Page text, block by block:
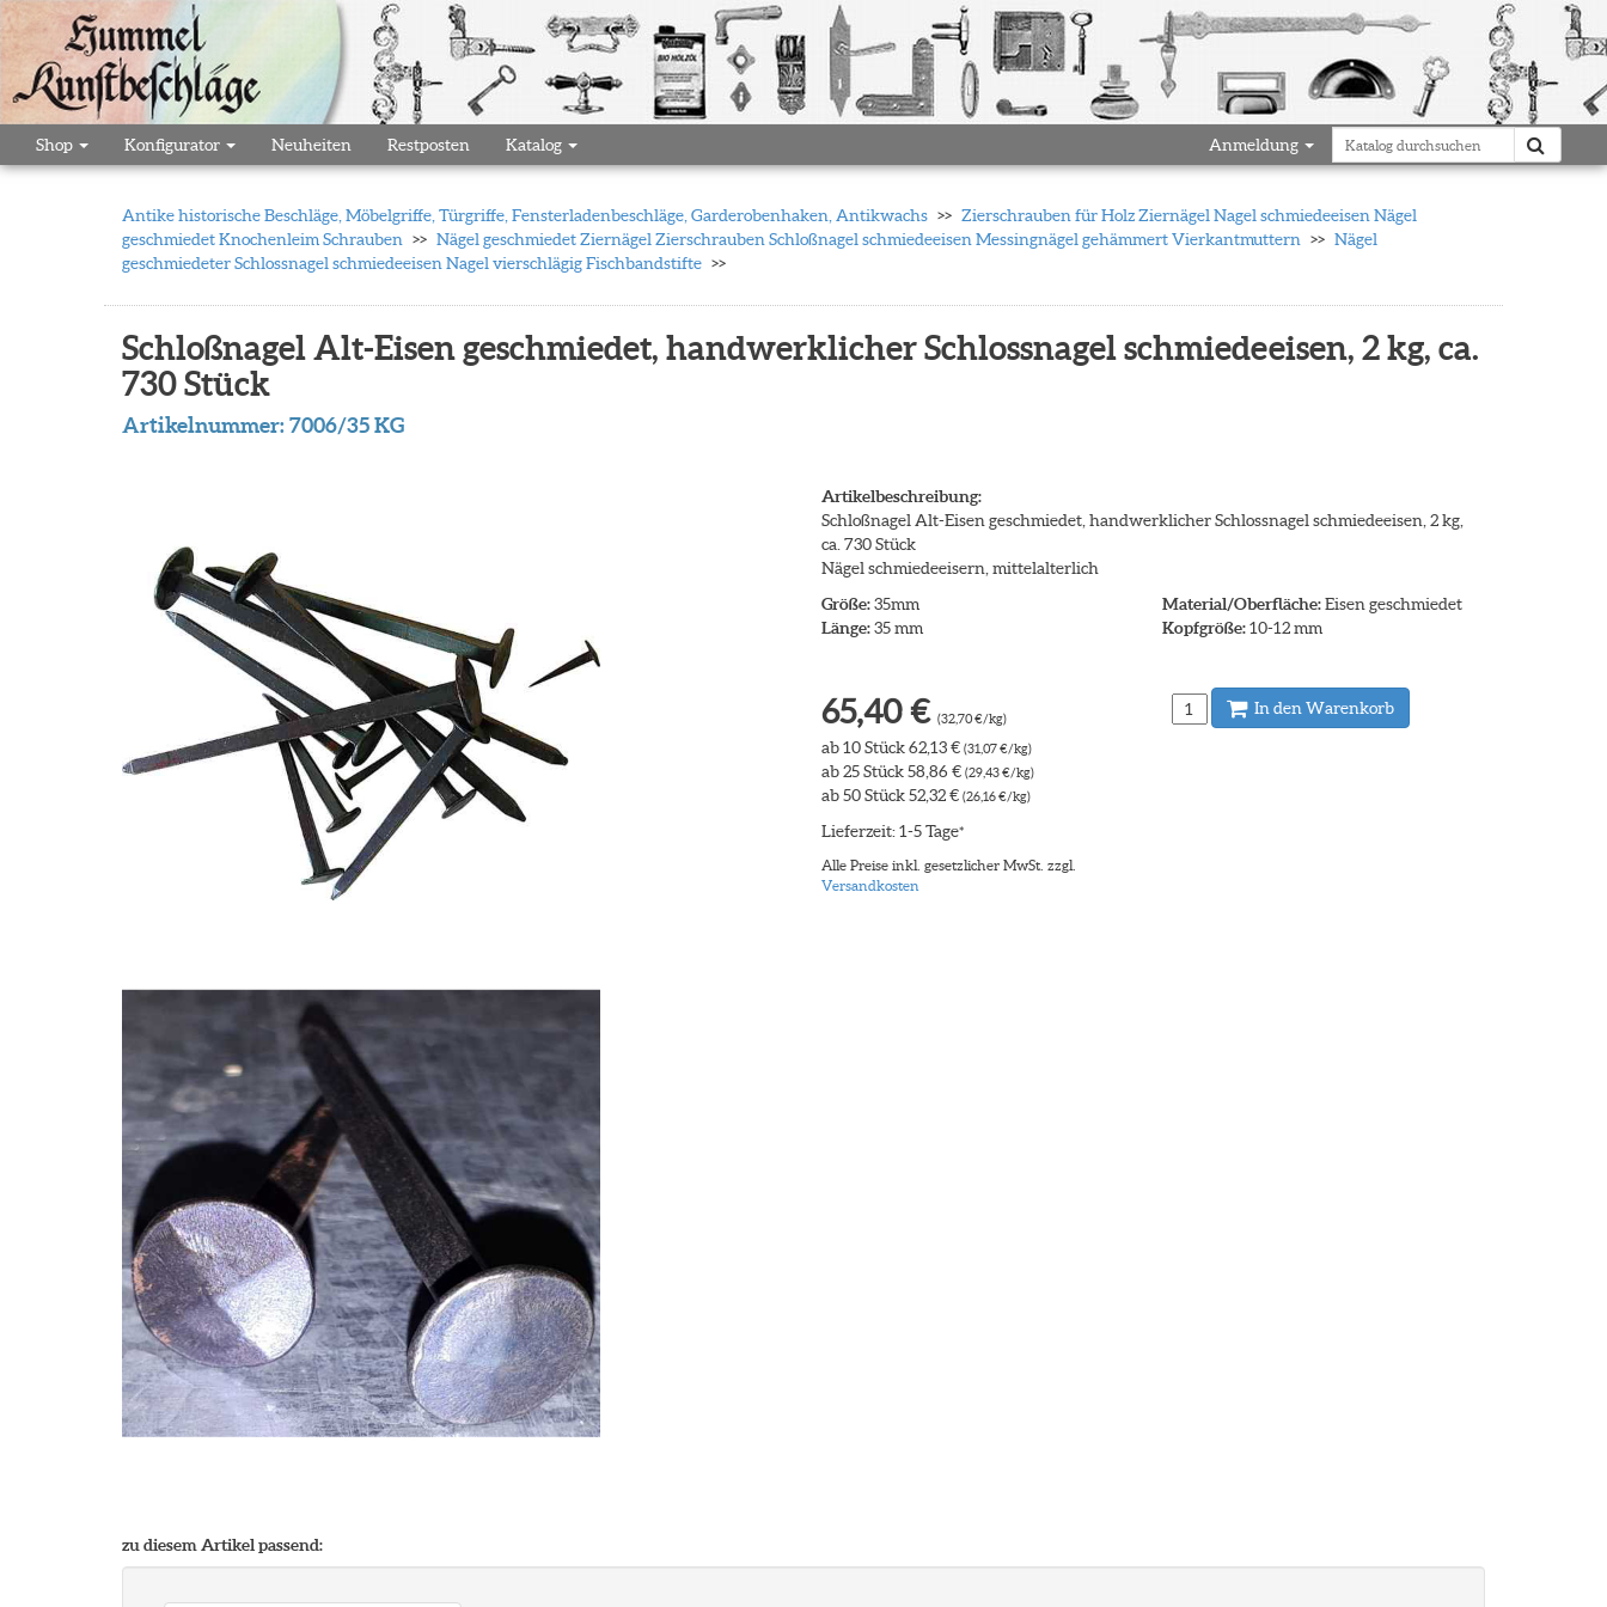
Shop Konfigurator Neuheiten Restposten Katalog Anmeldung
Antike historische Beschläge, Möbelgriffe, Türgriffe, Fensterladenbeschläge, Garderobenhaken, Antikwachs
Zierschrauben für Holz Ziernägel Nagel schmiedeeisen Nägel
geschmiedet Knochenleim Schrauben
Nägel geschmiedet Ziernägel Zierschrauben Schloßnagel schmiedeeisen Messingnägel gehämmert Vierkantmuttern
Nägel
geschmiedeter Schlossnagel schmiedeeisen Nagel vierschlägig Fischbandstifte
Schloßnagel Alt-Eisen geschmiedet, handwerklicher Schlossnagel schmiedeeisen, 2 kg, ca.
730 Stück
Artikelnummer:7006/35 KG
Artikelbeschreibung:
Schloßnagel Alt-Eisen geschmiedet, handwerklicher Schlossnagel schmiedeeisen, 2 kg,
ca. 730 Stück
Nägel schmiedeeisern, mittelalterlich
Größe:35mm
Länge:35 mm
Material/Oberfläche:Eisen geschmiedet
Kopfgröße:10-12 mm
65,40 € (32,70 €/kg)
ab 10 Stück 62,13 € (31,07 €/kg)
ab 25 Stück 58,86 € (29,43 €/kg)
ab 50 Stück 52,32 € (26,16 €/kg)
Lieferzeit: 1-5 Tage*
Alle Preise inkl. gesetzlicher MwSt. zzgl.
Versandkosten
In den Warenkorb
zu diesem Artikel passend: